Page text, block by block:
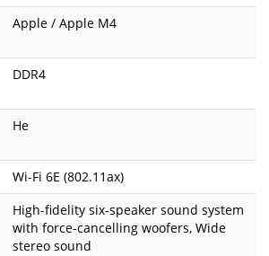
Apple / Apple M4
DDR4
Не
Wi-Fi 6E (802.11ax)
High-fidelity six-speaker sound system
with force-cancelling woofers, Wide
stereo sound